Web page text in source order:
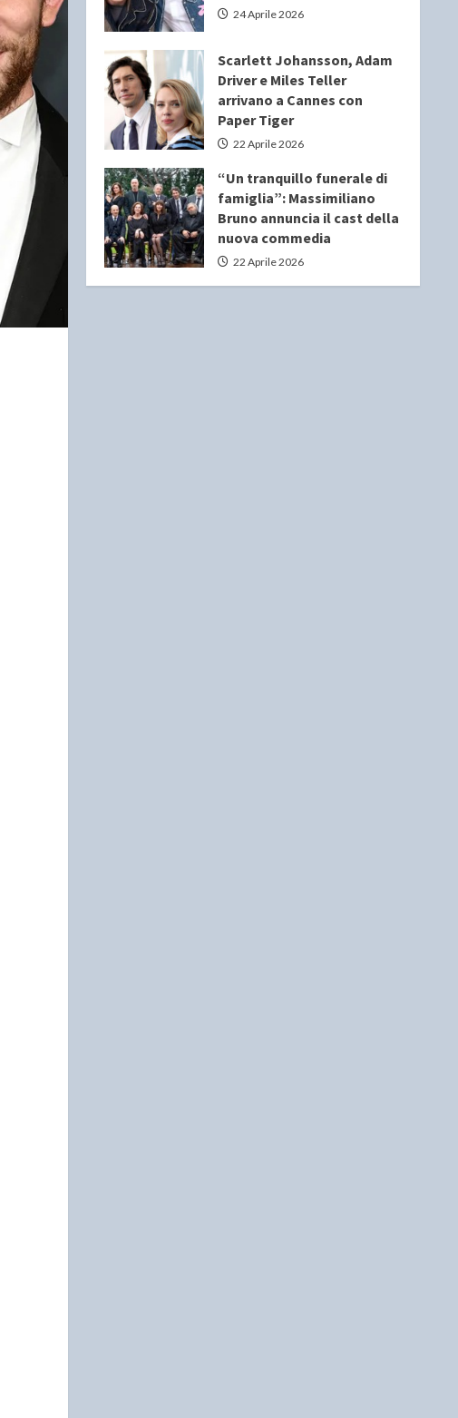
24 Aprile 2026
Scarlett Johansson, Adam
Driver e Miles Teller
arrivano a Cannes con
Paper Tiger
22 Aprile 2026
“Un tranquillo funerale di
famiglia”: Massimiliano
Bruno annuncia il cast della
nuova commedia
22 Aprile 2026